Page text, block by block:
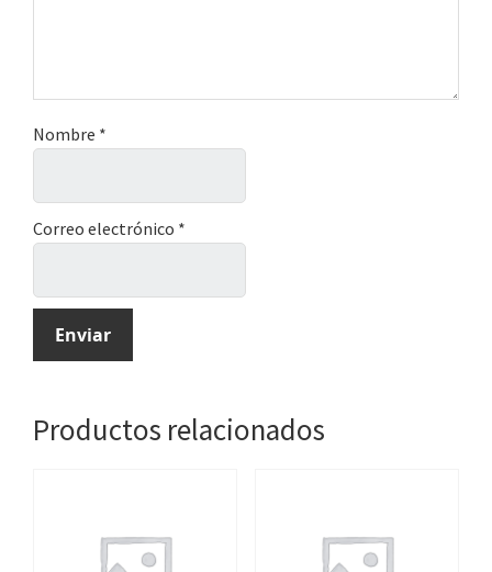
Nombre *
Correo electrónico *
Productos relacionados